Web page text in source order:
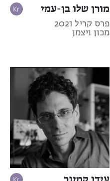
מורן שלו בן-עמי
פרס קריל 2021
מכון ויצמן
עידו קמינר